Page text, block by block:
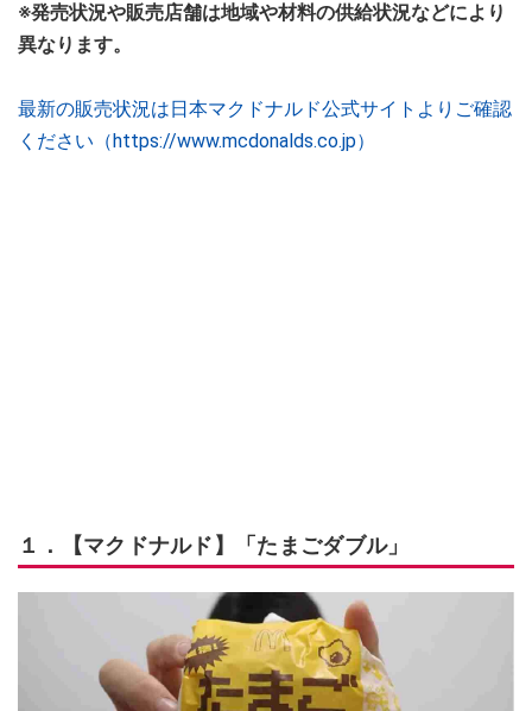
※発売状況や販売店舗は地域や材料の供給状況などにより
異なります。
最新の販売状況は日本マクドナルド公式サイトよりご確認
ください（https://www.mcdonalds.co.jp）
１．【マクドナルド】「たまごダブル」